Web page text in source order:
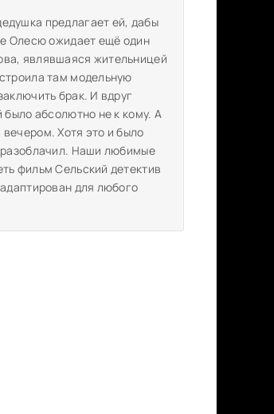
предлагает ей, дабы
Олесю ожидает ещё один
являвшаяся жительницей
там модельную
брак. И вдруг
было абсолютно не к кому. А
Хотя это и было
разоблачил. Наши любимые
фильм Сельский детектив
для любого